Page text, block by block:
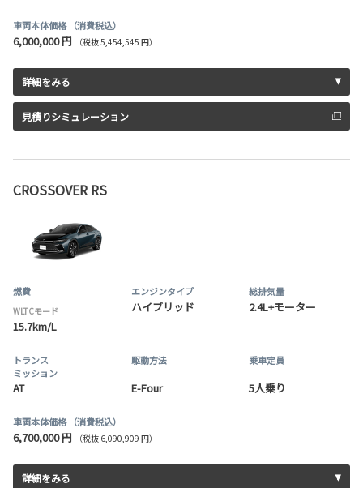
車両本体価格 （消費税込）
6,000,000 円 （税抜 5,454,545 円）
詳細をみる
見積りシミュレーション
CROSSOVER RS
燃費
WLTCモード
15.7km/L
エンジンタイプ
ハイブリッド
総排気量
2.4L+モーター
トランス
ミッション
AT
駆動方法
E-Four
乗車定員
5人乗り
車両本体価格 （消費税込）
6,700,000 円 （税抜 6,090,909 円）
詳細をみる